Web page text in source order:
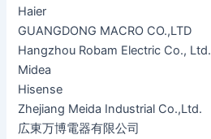
Haier
GUANGDONG MACRO CO.,LTD
Hangzhou Robam Electric Co., Ltd.
Midea
Hisense
Zhejiang Meida Industrial Co.,Ltd.
広東万博電器有限公司